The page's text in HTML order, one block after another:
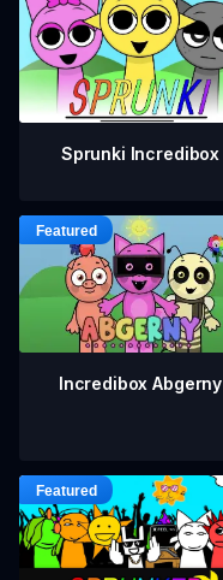
Sprunki Incredibox
Incredibox Abgerny